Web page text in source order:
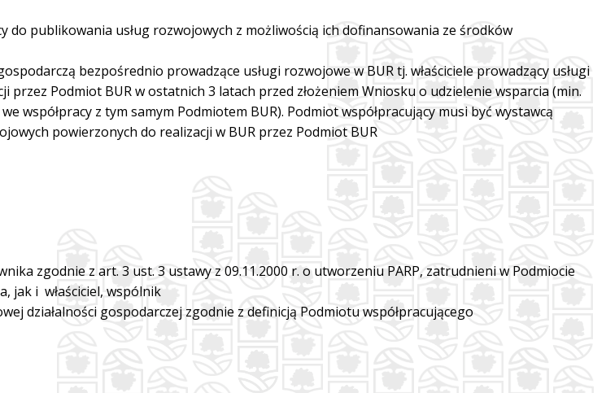
do publikowania usług rozwojowych z możliwością ich dofinansowania ze środków
bezpośrednio prowadzące usługi rozwojowe w BUR tj. właściciele prowadzący usługi
przez Podmiot BUR w ostatnich 3 latach przed złożeniem Wniosku o udzielenie wsparcia (min.
współpracy z tym samym Podmiotem BUR). Podmiot współpracujący musi być wystawcą
powierzonych do realizacji w BUR przez Podmiot BUR
zgodnie z art. 3 ust. 3 ustawy z 09.11.2000 r. o utworzeniu PARP, zatrudnieni w Podmiocie
jak i właściciel, wspólnik
działalności gospodarczej zgodnie z definicją Podmiotu współpracującego